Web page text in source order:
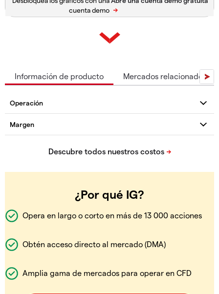
cuenta demo
Información de producto Mercados relacionados
¿Por qué IG?
Opera en largo o corto en más de 13 000 acciones
Obtén acceso directo al mercado (DMA)
Amplia gama de mercados para operar en CFD